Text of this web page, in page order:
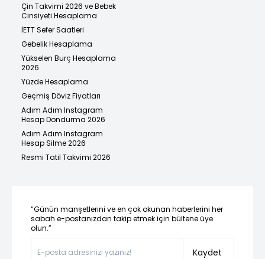
Çin Takvimi 2026 ve Bebek
Cinsiyeti Hesaplama
İETT Sefer Saatleri
Gebelik Hesaplama
Yükselen Burç Hesaplama
2026
Yüzde Hesaplama
Geçmiş Döviz Fiyatları
Adım Adım Instagram
Hesap Dondurma 2026
Adım Adım Instagram
Hesap Silme 2026
Resmi Tatil Takvimi 2026
“Günün manşetlerini ve en çok okunan haberlerini her
sabah e-postanızdan takip etmek için bültene üye
olun.”
Kaydet